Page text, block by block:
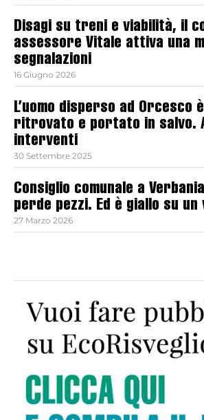
Disagi su treni e viabilità, il
assessore Vitale attiva una
segnalazioni
16 Giugno 2026
L’uomo disperso ad Orcesco
ritrovato e portato in salvo.
interventi
30 Settembre 2025
Consiglio comunale a
perde pezzi. Ed è giallo su un
27 Marzo 2026